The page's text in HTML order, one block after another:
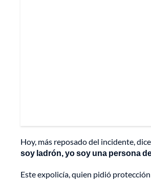
Hoy, más reposado del incidente,
soy ladrón, yo soy una persona
Este expolicía, quien pidió